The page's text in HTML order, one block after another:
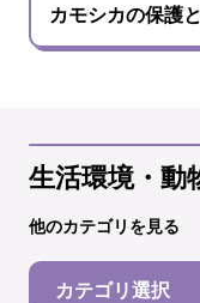
カモシカの保護
生活環境・動
他のカテゴリを見る
カテゴリ選択